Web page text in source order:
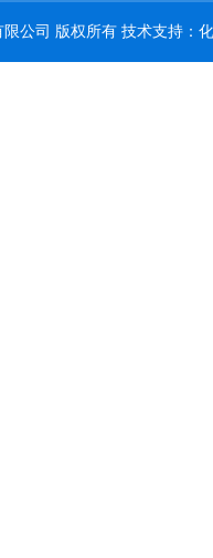
公司 版权所有 技术支持：